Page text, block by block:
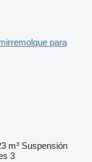
para
m³ Suspensión
3